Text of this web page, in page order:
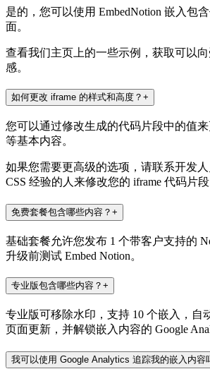
是的，您可以使用 EmbedNotion 嵌入包
面。
查看我们主页上的一些示例，获取可以
感。
如何更改 iframe 的样式和高度？ +
您可以通过修改生成的代码片段中的值
等基本内容。
如果您需要更高级的选项，请联系开发
CSS 经验的人来修改您的 iframe 代码片段
免费套餐包含哪些内容？ +
基础套餐允许您发布 1 个带客户支持的
升级前测试 Embed Notion。
专业版包含哪些内容？ +
专业版可移除水印，支持 10 个嵌入，自
页面更新，并解锁嵌入内容的 Google
我可以使用 Google Analytics 追踪我的嵌入内容